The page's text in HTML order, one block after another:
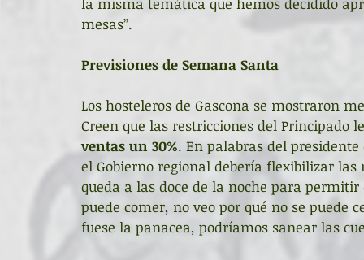
la misma temática que hemos decidido
mesas”.
Previsiones de Semana Santa
Los hosteleros de Gascona se mostraron
Creen que las restricciones del Principado
ventas un 30%. En palabras del
el Gobierno regional debería flexibilizar
queda a las doce de la noche para
puede comer, no veo por qué no se puede
fuese la panacea, podríamos sanear las